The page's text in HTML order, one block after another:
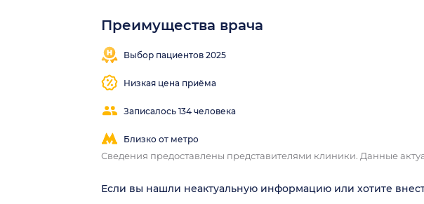
Преимущества врача
Выбор пациентов 2025
Низкая цена приёма
Записалось 134 человека
Близко от метро
Сведения предоставлены представителями клиники. Данные
Если вы нашли неактуальную информацию или хотите